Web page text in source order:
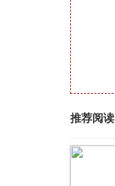
推荐阅读